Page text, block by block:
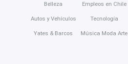
Belleza
Autos y Vehículos
Yates & Barcos
Empleos en Chile
Tecnología
Música Moda Arte